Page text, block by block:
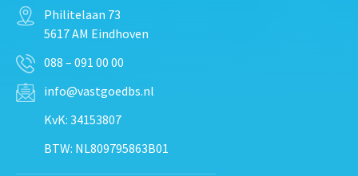
Philitelaan 73
5617 AM Eindhoven
088 – 091 00 00
info@vastgoedbs.nl
KvK: 34153807
BTW: NL809795863B01